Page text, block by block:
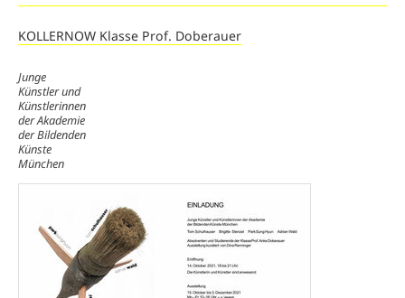
KOLLERNOW Klasse Prof. Doberauer
Junge
Künstler und
Künstlerinnen
der Akademie
der Bildenden
Künste
München